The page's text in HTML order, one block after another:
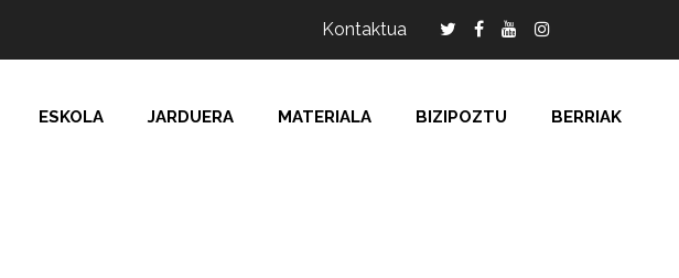
Kontaktua
ESKOLA JARDUERA MATERIALA BIZIPOZTU BERRIAK